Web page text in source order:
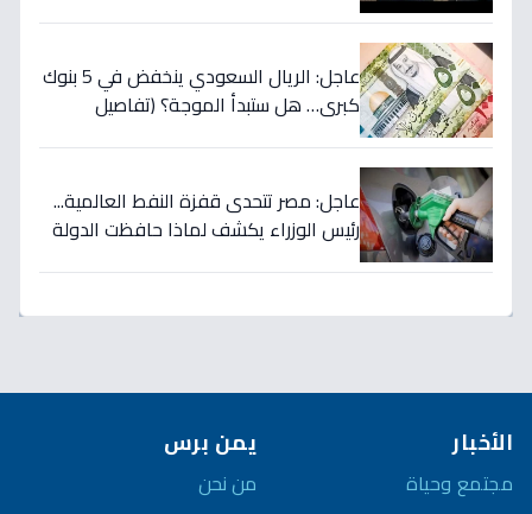
عاجل: الريال السعودي ينخفض في 5 بنوك
كبرى… هل ستبدأ الموجة؟ (تفاصيل
عاجل: مصر تتحدى قفزة النفط العالمية...
رئيس الوزراء يكشف لماذا حافظت الدولة
الأخبار
مجتمع وحياة
يمن برس
من نحن